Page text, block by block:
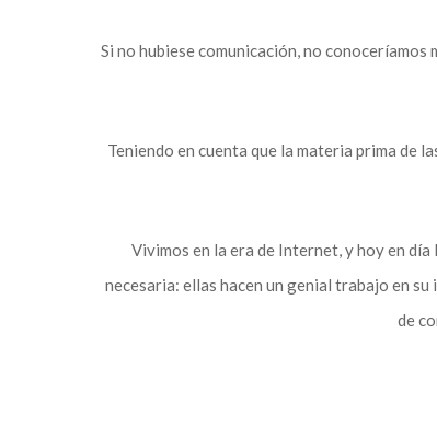
Si no hubiese comunicación, no
Teniendo en cuenta que la materia prima de
Vivimos en la era de Internet, y hoy en
necesaria: ellas hacen un genial trabajo en
de